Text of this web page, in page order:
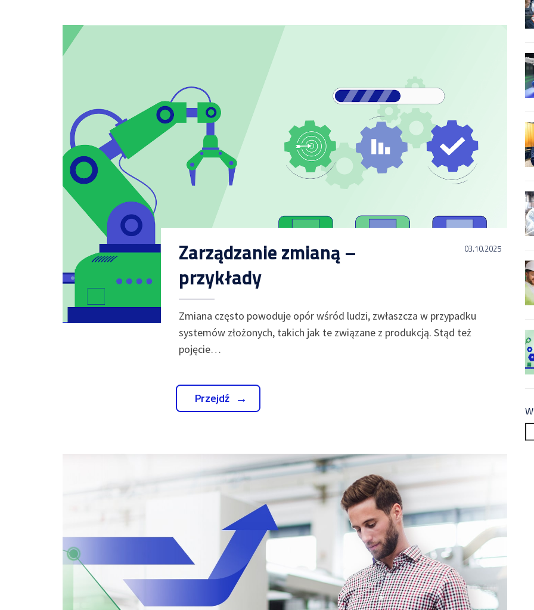
Zarządzanie zmianą –
przykłady
03.10.2025
Zmiana często powoduje opór wśród ludzi, zwłaszcza w przypadku
systemów złożonych, takich jak te związane z produkcją. Stąd też
pojęcie…
Przejdź